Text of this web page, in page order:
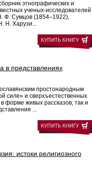
этнографических и
ученых-исследователей
Ф. Сумцов (1854–1922),
Н. Харузи...
в представлениях
простонародным
силе» и сверхъестественных
форме живых рассказов, так и
...
истоки религиозного